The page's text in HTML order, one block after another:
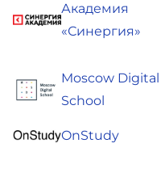
Академия
«Синергия»
Moscow Digital
School
OnStudy